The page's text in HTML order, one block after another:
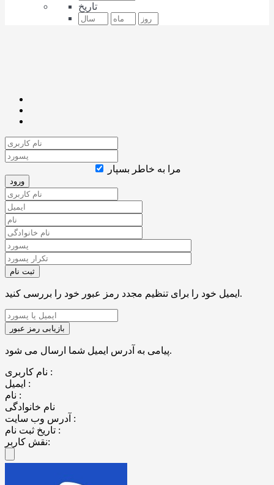
تاریخ
مرا به خاطر بسپار
ایمیل خود را برای تنظیم مجدد رمز عبور خود را بررسی کنید.
پیامی به آدرس ایمیل شما ارسال می شود.
نام کاربری :
ایمیل :
نام :
نام خانوادگی
آدرس وب سایت :
تاریخ ثبت نام :
نقش کاربر: